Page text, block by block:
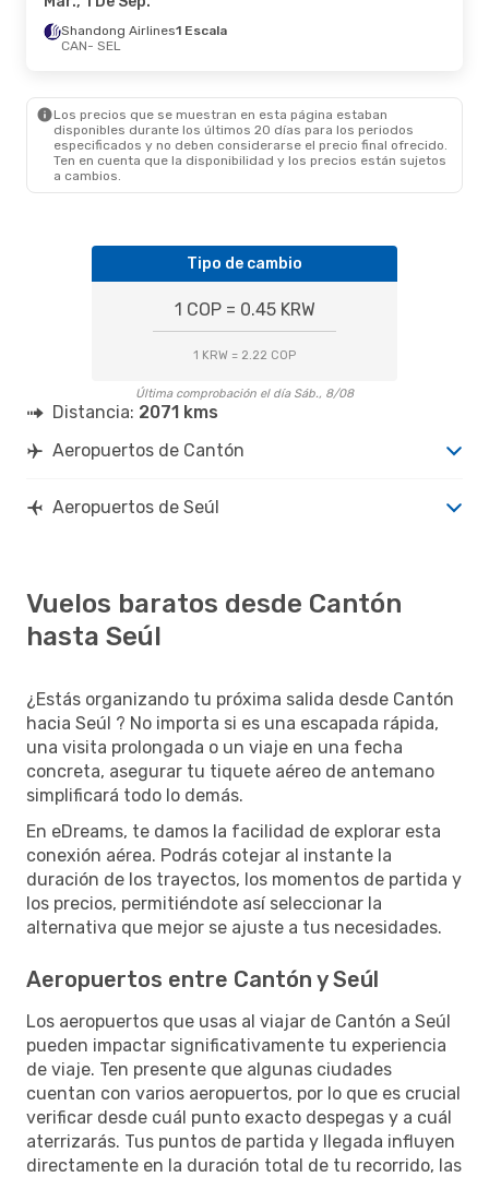
Shandong Airlines1 Escala
CAN- SEL
Los precios que se muestran en esta página estaban
disponibles durante los últimos 20 días para los periodos
especificados y no deben considerarse el precio final ofrecido.
Ten en cuenta que la disponibilidad y los precios están sujetos
a cambios.
Tipo de cambio
1 COP = 0.45 KRW
1 KRW = 2.22 COP
Última comprobación el día Sáb., 8/08
Distancia: 2071 kms
Aeropuertos de Cantón
Aeropuertos de Seúl
Vuelos baratos desde Cantón
hasta Seúl
¿Estás organizando tu próxima salida desde Cantón
hacia Seúl ? No importa si es una escapada rápida,
una visita prolongada o un viaje en una fecha
concreta, asegurar tu tiquete aéreo de antemano
simplificará todo lo demás.
En eDreams, te damos la facilidad de explorar esta
conexión aérea. Podrás cotejar al instante la
duración de los trayectos, los momentos de partida y
los precios, permitiéndote así seleccionar la
alternativa que mejor se ajuste a tus necesidades.
Aeropuertos entre Cantón y Seúl
Los aeropuertos que usas al viajar de Cantón a Seúl
pueden impactar significativamente tu experiencia
de viaje. Ten presente que algunas ciudades
cuentan con varios aeropuertos, por lo que es crucial
verificar desde cuál punto exacto despegas y a cuál
aterrizarás. Tus puntos de partida y llegada influyen
directamente en la duración total de tu recorrido, las